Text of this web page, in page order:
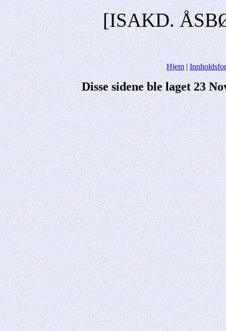
[ISAKD.
Hjem|
Disse sidene ble laget 23